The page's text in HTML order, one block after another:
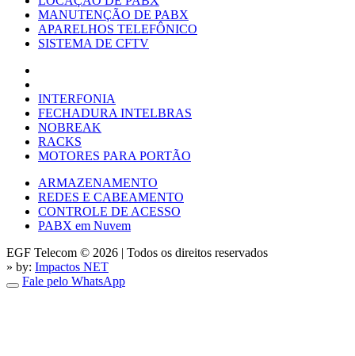
MANUTENÇÃO DE PABX
APARELHOS TELEFÔNICO
SISTEMA DE CFTV
INTERFONIA
FECHADURA INTELBRAS
NOBREAK
RACKS
MOTORES PARA PORTÃO
ARMAZENAMENTO
REDES E CABEAMENTO
CONTROLE DE ACESSO
PABX em Nuvem
EGF Telecom © 2026 | Todos os direitos reservados
» by: Impactos NET
Fale pelo WhatsApp